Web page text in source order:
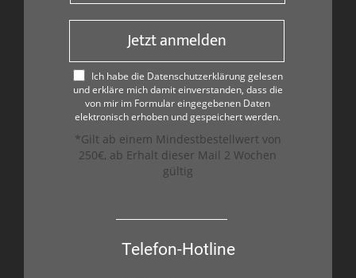
Jetzt anmelden
Ich habe die Datenschutzerklärung gelesen
und erkläre mich damit einverstanden, dass die
von mir im Formular eingegebenen Daten
elektronisch erhoben und gespeichert werden.
*Gilt ab einem Mindestbestellwert von
250€, ab Erhalt dieser Mail 2 Wochen
gültig
Telefon-Hotline